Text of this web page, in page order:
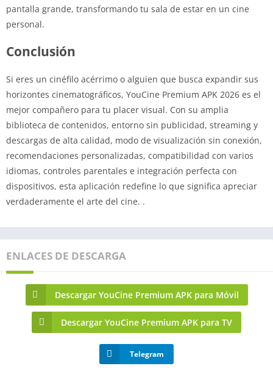
pantalla grande, transformando tu sala de estar en un cine
personal.
Conclusión
Si eres un cinéfilo acérrimo o alguien que busca expandir sus
horizontes cinematográficos, YouCine Premium APK 2026 es el
mejor compañero para tu placer visual. Con su amplia
biblioteca de contenidos, entorno sin publicidad, streaming y
descargas de alta calidad, modo de visualización sin conexión,
recomendaciones personalizadas, compatibilidad con varios
idiomas, controles parentales e integración perfecta con
dispositivos, esta aplicación redefine lo que significa apreciar
verdaderamente el arte del cine. .
ENLACES DE DESCARGA
Descargar YouCine Premium APK para Móvil
Descargar YouCine Premium APK para TV
Telegram